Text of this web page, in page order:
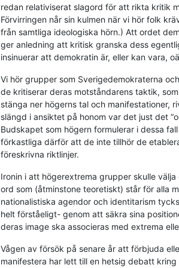
redan relativiserat slagord för att rikta kritik
Förvirringen når sin kulmen när vi hör folk
från samtliga ideologiska hörn.) Att ordet
ger anledning att kritisk granska dess
insinuerar att demokratin är, eller kan vara,
Vi hör grupper som Sverigedemokraterna
de kritiserar deras motståndarens taktik,
stänga ner högerns tal och manifestationer,
slängd i ansiktet på honom var det just det
Budskapet som högern formulerar i dessa
förkastliga därför att de inte tillhör de
föreskrivna riktlinjer.
Ironin i att högerextrema grupper skulle
ord som (åtminstone teoretiskt) står för alla
nationalistiska agendor och identitarism
helt förståeligt- genom att säkra sina
deras image ska associeras med extrema
Vågen av försök på senare år att förbjuda
manifestera har lett till en hetsig debatt